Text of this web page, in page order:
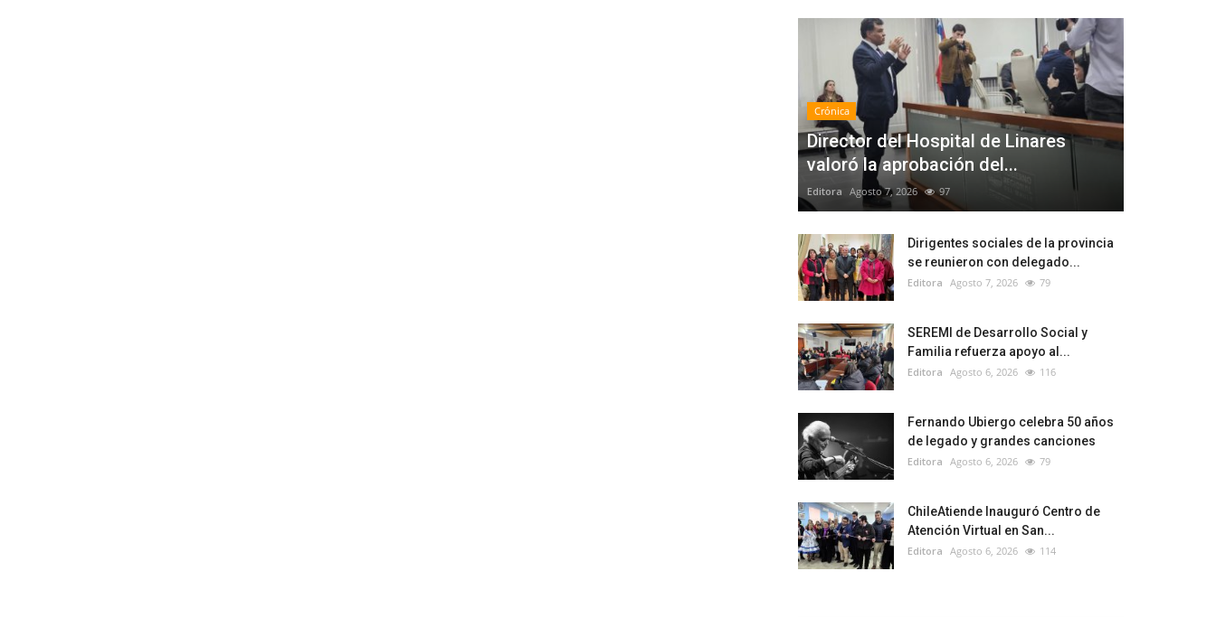
Crónica
Director del Hospital de Linares
valoró la aprobación del...
Editora Agosto 7, 2026 97
Dirigentes sociales de la provincia
se reunieron con delegado...
Editora Agosto 7, 2026 79
SEREMI de Desarrollo Social y
Familia refuerza apoyo al...
Editora Agosto 6, 2026 116
Fernando Ubiergo celebra 50 años
de legado y grandes canciones
Editora Agosto 6, 2026 79
ChileAtiende Inauguró Centro de
Atención Virtual en San...
Editora Agosto 6, 2026 114